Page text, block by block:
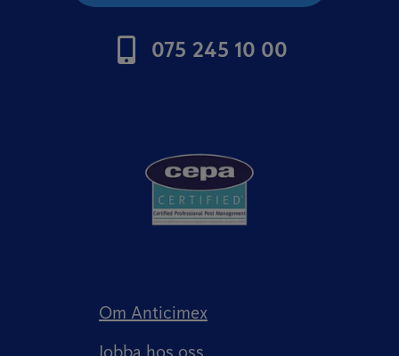
075 245 10 00
Om Anticimex
Jobba hos oss